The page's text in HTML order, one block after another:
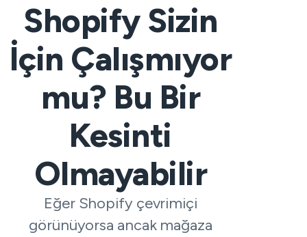
Shopify Sizin
İçin Çalışmıyor
mu? Bu Bir
Kesinti
Olmayabilir
Eğer Shopify çevrimiçi
görünüyorsa ancak mağaza